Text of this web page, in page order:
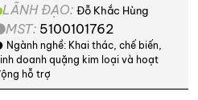
LÃNH ĐẠO: Đỗ Khắc Hùng
MST: 5100101762
Ngành nghề: Khai thác, chế biến,
doanh quặng kim loại và hoạt
hỗ trợ